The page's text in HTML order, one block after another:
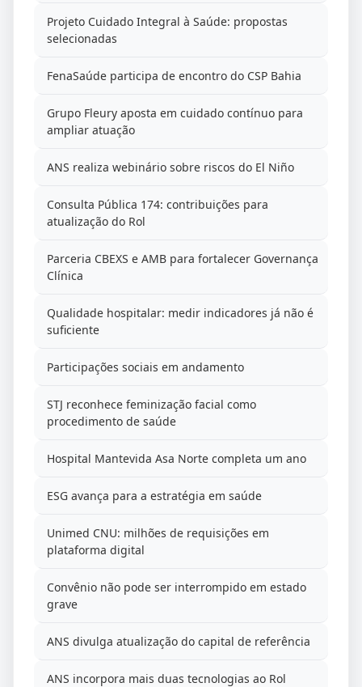
Projeto Cuidado Integral à Saúde: propostas
selecionadas
FenaSaúde participa de encontro do CSP Bahia
Grupo Fleury aposta em cuidado contínuo para
ampliar atuação
ANS realiza webinário sobre riscos do El Niño
Consulta Pública 174: contribuições para
atualização do Rol
Parceria CBEXS e AMB para fortalecer Governança
Clínica
Qualidade hospitalar: medir indicadores já não é
suficiente
Participações sociais em andamento
STJ reconhece feminização facial como
procedimento de saúde
Hospital Mantevida Asa Norte completa um ano
ESG avança para a estratégia em saúde
Unimed CNU: milhões de requisições em
plataforma digital
Convênio não pode ser interrompido em estado
grave
ANS divulga atualização do capital de referência
ANS incorpora mais duas tecnologias ao Rol